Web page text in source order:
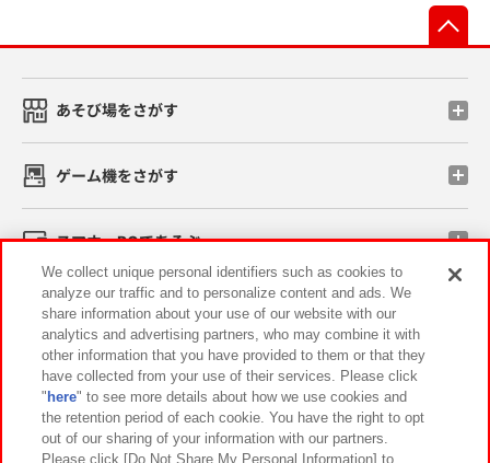
あそび場をさがす
ゲーム機をさがす
スマホ・PCであそぶ
イベント・キャンペーン
関連会社 サステナビリティ サイトポリシー
プライバシーポリシー ウェブアクセシビリティ方針と検証結果
We collect unique personal identifiers such as cookies to
analyze our traffic and to personalize content and ads. We
share information about your use of our website with our
analytics and advertising partners, who may combine it with
other information that you have provided to them or that they
have collected from your use of their services. Please click
" here" to see more details about how we use cookies and
the retention period of each cookie. You have the right to opt
out of our sharing of your information with our partners.
Please click [Do Not Share My Personal Information] to